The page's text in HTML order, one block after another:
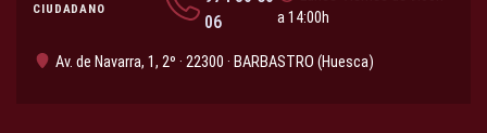
CIUDADANO
06
a 14:00h
Av. de Navarra, 1, 2º · 22300 · BARBASTRO (Huesca)